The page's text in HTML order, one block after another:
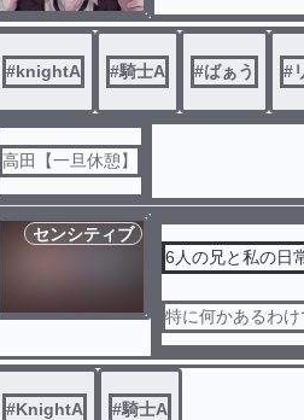
#knightA #騎士A #ばぁう #
高田【一旦休憩】
センシティブ
6人の兄と私の日
特に何かあるわけ
#KnightA #騎士A